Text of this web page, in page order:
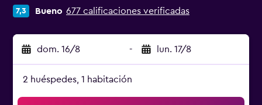
7,3 Bueno 677 calificaciones verificadas
dom. 16/8 - lun. 17/8
2 huéspedes, 1 habitación